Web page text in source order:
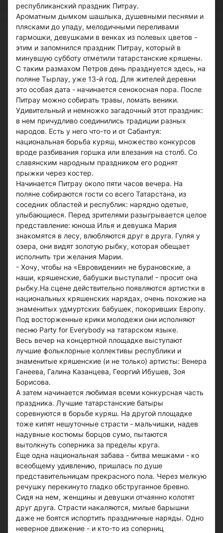
республиканский праздник Питрау.
Ароматным дымком шашлыка, душевными песнями и
плясками до упаду, мелодичными переливами
гармошки, девушками в венках из полевых цветов -
этим и запомнился праздник Питрау, который в
минувшую субботу отметили татарстанские кряшены.
С таким размахом Петров день празднуется здесь, на
поляне Тырлау, уже 13-й год. Для жителей деревни
это особая дата - начинается сенокосная пора. После
Питрау можно собирать травы, ломать веники.
Удивительный и немножко загадочный этот праздник:
в нем причудливо соединились традиции разных
народов. Есть у него что-то и от Сабантуя:
национальная борьба куряш, множество конкурсов
вроде разбивания горшка или влезания на столб. Со
славянским народным праздником его роднят
прыжки через костер.
Начинается Питрау около пяти часов вечера. На
поляне собираются гости со всего Татарстана, из
соседних областей и республик: нарядно одетые,
улыбающиеся. Перед зрителями разыгрывается целое
представление: юноша Илья и девушка Мария
знакомятся в лесу, влюбляются друг в друга. Гуляя у
озера, они видят золотую рыбку, которая обещает
исполнить три желания Марии.
- Хочу, чтобы на «Евровидении» не бурановские, а
наши, кряшенские, бабушки выступали! - просит она
рыбку.На сцене действительно появляются артистки в
национальных кряшенских нарядах, очень похожие на
знаменитых удмуртских бабушек, покоривших Европу.
Под восторженные крики молодежи они исполняют
песню Party for Everybody на татарском языке.
Весь вечер на концертной площадке выступают
лучшие фольклорные коллективы республики и
знаменитые кряшенские (и не только) артисты: Венера
Ганеева, Галина Казанцева, Георгий Ибушев, Зоя
Борисова.
А затем начинается любимая всеми конкурсная часть
праздника. Лучшие татарстанские батыры
соревнуются в борьбе куряш. На другой площадке
тоже кипят нешуточные страсти - мальчишки, надев
надувные костюмы борцов сумо, пытаются
вытолкнуть соперника за пределы круга.
Еще одна национальная забава - битва мешками - ко
всеобщему удивлению, пришлась по душе
представительницам прекрасного пола. Через мелкую
речушку перекинуто гладко обструганное бревно.
Сидя на нем, женщины и девушки отчаянно колотят
друг друга. Страсти накаляются, милые барышни
даже не боятся испортить праздничные наряды. Одно
неверное движение - и кто-то из соперниц